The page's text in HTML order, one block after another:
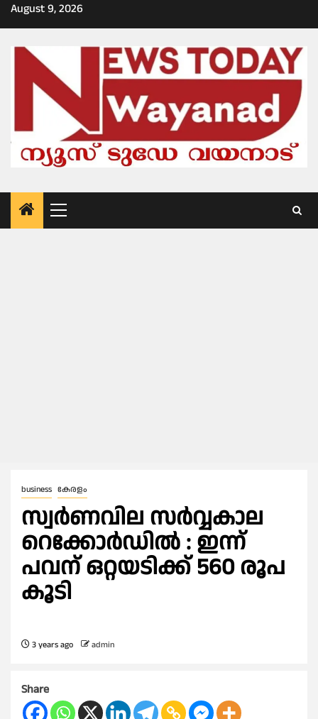
Skip
to
August 9, 2026
Primary
Menu
business കേരളം
സ്വർണവില സർവ്വകാല
റെക്കോർഡിൽ : ഇന്ന്
പവന് ഒറ്റയടിക്ക് 560 രൂപ
കൂടി
3 years ago admin
Share